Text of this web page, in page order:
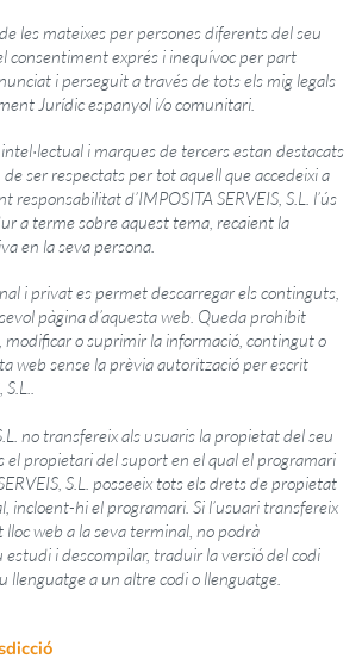
les mateixes per persones diferents del seu
consentiment exprés i inequívoc per part
i perseguit a través de tots els mig legals
Jurídic espanyol i/o comunitari.
i marques de tercers estan destacats
ser respectats per tot aquell que accedeixi a
responsabilitat d’IMPOSITASERVEIS, S.L. l’ús
a terme sobre aquest tema, recaient la
en la seva persona.
i privat es permet descarregar els continguts,
pàgina d’aquesta web. Queda prohibit
o suprimir la informació, contingut o
web sense la prèvia autorització per escrit
S.L..
no transfereix als usuaris la propietat del seu
el propietari del suport en el qual el programari
S.L. posseeix tots els drets de propietat
incloent-hi el programari. Si l’usuari transfereix
lloc web a la seva terminal, no podrà
estudi i descompilar, traduir la versió del codi
llenguatge a un altre codi o llenguatge.